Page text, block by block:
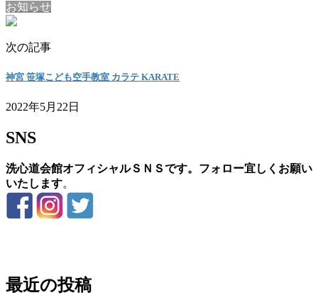
お知らせ
次の記事
神宮 笹塚こども空手教室 カラテ KARATE
2022年5月22日
SNS
洗心道会館オフィシャルＳＮＳです。フォロー宜しくお願い
いたします。
最近の投稿